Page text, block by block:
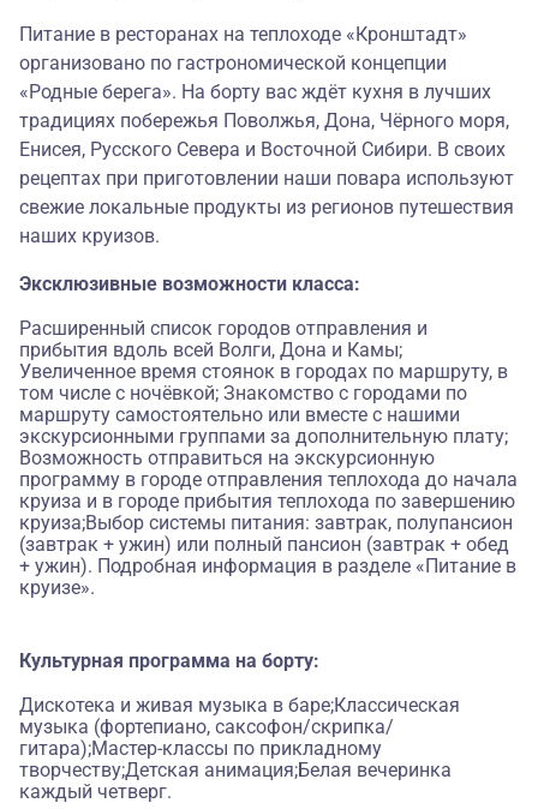
Питание в ресторанах на теплоходе «Кронштадт»
организовано по гастрономической концепции
«Родные берега». На борту вас ждёт кухня в лучших
традициях побережья Поволжья, Дона, Чёрного моря,
Енисея, Русского Севера и Восточной Сибири. В своих
рецептах при приготовлении наши повара используют
свежие локальные продукты из регионов путешествия
наших круизов.
Эксклюзивные возможности класса:
Расширенный список городов отправления и
прибытия вдоль всей Волги, Дона и Камы;
Увеличенное время стоянок в городах по маршруту, в
том числе с ночёвкой; Знакомство с городами по
маршруту самостоятельно или вместе с нашими
экскурсионными группами за дополнительную плату;
Возможность отправиться на экскурсионную
программу в городе отправления теплохода до начала
круиза и в городе прибытия теплохода по завершению
круиза;Выбор системы питания: завтрак, полупансион
(завтрак + ужин) или полный пансион (завтрак + обед
+ ужин). Подробная информация в разделе «Питание в
круизе».
Культурная программа на борту:
Дискотека и живая музыка в баре;Классическая
музыка (фортепиано, саксофон/скрипка/
гитара);Мастер-классы по прикладному
творчеству;Детская анимация;Белая вечеринка
каждый четверг.